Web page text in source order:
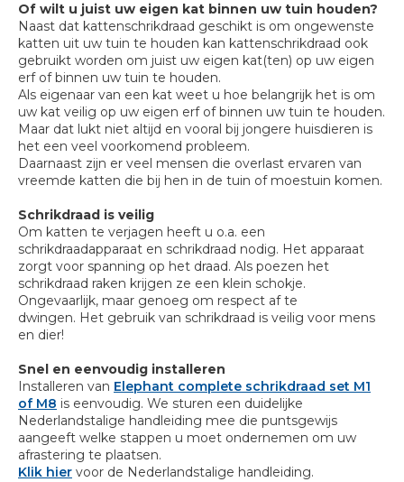
Of wilt u juist uw eigen kat binnen uw tuin houden?
Naast dat kattenschrikdraad geschikt is om ongewenste
katten uit uw tuin te houden kan kattenschrikdraad ook
gebruikt worden om juist uw eigen kat(ten) op uw eigen
erf of binnen uw tuin te houden.
Als eigenaar van een kat weet u hoe belangrijk het is om
uw kat veilig op uw eigen erf of binnen uw tuin te houden.
Maar dat lukt niet altijd en vooral bij jongere huisdieren is
het een veel voorkomend probleem.
Daarnaast zijn er veel mensen die overlast ervaren van
vreemde katten die bij hen in de tuin of moestuin komen.
Schrikdraad is veilig
Om katten te verjagen heeft u o.a. een
schrikdraadapparaat en schrikdraad nodig. Het apparaat
zorgt voor spanning op het draad. Als poezen het
schrikdraad raken krijgen ze een klein schokje.
Ongevaarlijk, maar genoeg om respect af te
dwingen. Het gebruik van schrikdraad is veilig voor mens
en dier!
Snel en eenvoudig installeren
Installeren van Elephant complete schrikdraad set M1
of M8 is eenvoudig. We sturen een duidelijke
Nederlandstalige handleiding mee die puntsgewijs
aangeeft welke stappen u moet ondernemen om uw
afrastering te plaatsen.
Klik hier voor de Nederlandstalige handleiding.